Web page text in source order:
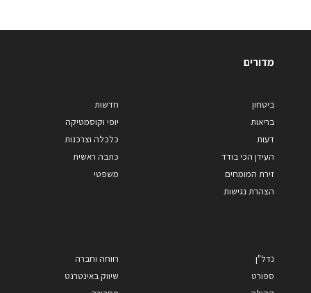
מדורים
ביטחון
בריאות
דעות
העידן הכי בודד
זירת המומחים
הצהרת נגישות
חדשות
יופי וקוסמטיקה
כלכלה וצרכנות
כתבה ראשית
משפטי
נדל"ן
ספורט
רווחה וחברה
שיווק באינטרנט